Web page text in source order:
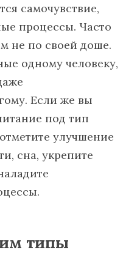
самочувствие,
процессы. Часто
не по своей доше.
одному человеку,
Если же вы
под тип
улучшение
сна, укрепите
типы